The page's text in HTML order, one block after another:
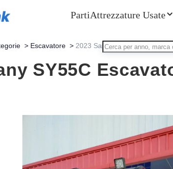
PartiAttrezzature Usate
> Escavatore > 2023 Sany SY55C Escavatore
SY55C